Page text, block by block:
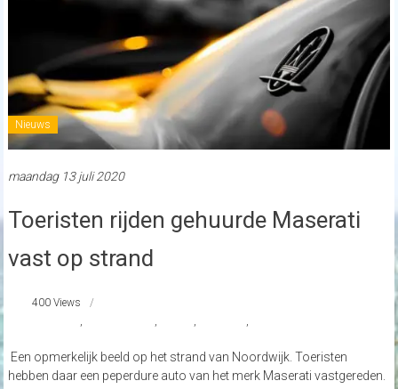
Nieuws
maandag 13 juli 2020
Toeristen rijden gehuurde Maserati
vast op strand
400 Views
, , , ,
Een opmerkelijk beeld op het strand van Noordwijk. Toeristen
hebben daar een peperdure auto van het merk Maserati vastgereden.